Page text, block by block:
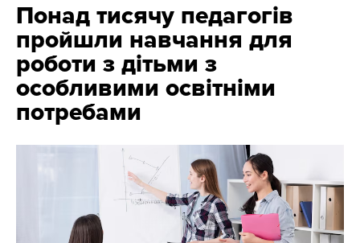
Понад тисячу педагогів
пройшли навчання для
роботи з дітьми з
особливими освітніми
потребами